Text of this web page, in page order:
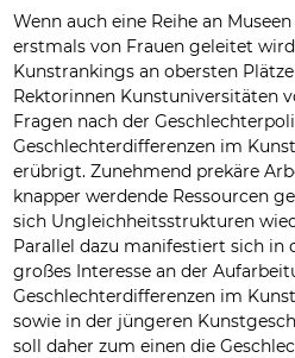
Wenn auch eine Reihe an
erstmals von Frauen geleitet
Kunstrankings an obersten
Rektorinnen Kunstuniversitäten
Fragen nach der
Geschlechterdifferenzen im
erübrigt. Zunehmend prekäre
knapper werdende Ressourcen
sich Ungleichheitsstrukturen
Parallel dazu manifestiert sich in
großes Interesse an der
Geschlechterdifferenzen im
sowie in der jüngeren
soll daher zum einen die